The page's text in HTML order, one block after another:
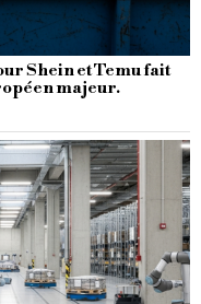
Shein et Temu fait
majeur.